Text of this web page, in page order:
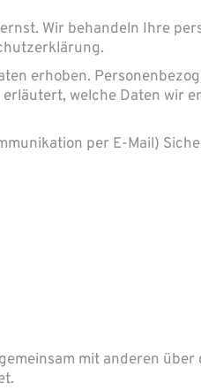
Wir behandeln Ihre
erhoben.
welche Daten wir
per E-Mail)
mit anderen